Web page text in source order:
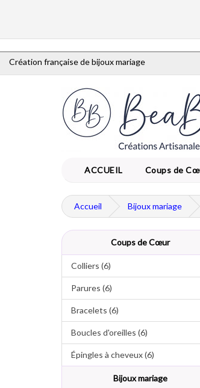
Création française de bijoux mariage
ACCUEIL Coups de
Accueil Bijoux mariage
Coups de Cœur
Colliers (6)
Parures (6)
Bracelets (6)
Boucles d'oreilles (6)
Épingles à cheveux (6)
Bijoux mariage